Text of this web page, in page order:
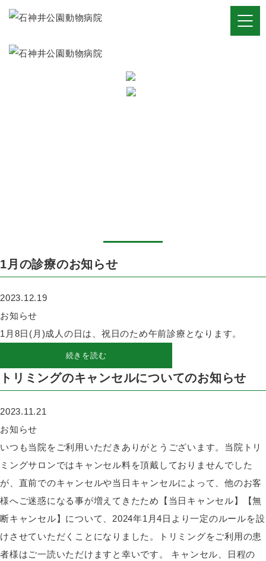
新着情報
1月の診療のお知らせ
2023.12.19
お知らせ
1月8日(月)成人の日は、祝日のため午前診療となります。
続きを読む
トリミングのキャンセルについてのお知らせ
2023.11.21
お知らせ
いつも当院をご利用いただきありがとうございます。当院トリ
ミングサロンではキャンセル料を頂戴しておりませんでした
が、直前でのキャンセルや当日キャンセルによって、他のお客
様へご迷惑になる事が増えてきたため【当日キャンセル】【無
断キャンセル】について、2024年1月4日より一定のルールを設
けさせていただくことになりました。トリミングをご利用の患
者様はご一読いただけますと幸いです。 キャンセル、日程の